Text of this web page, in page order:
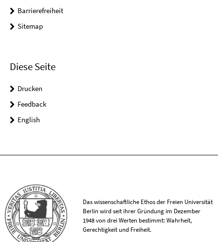
Barrierefreiheit
Sitemap
Diese Seite
Drucken
Feedback
English
Das wissenschaftliche Ethos der Freien Universität
Berlin wird seit ihrer Gründung im Dezember
1948 von drei Werten bestimmt: Wahrheit,
Gerechtigkeit und Freiheit.